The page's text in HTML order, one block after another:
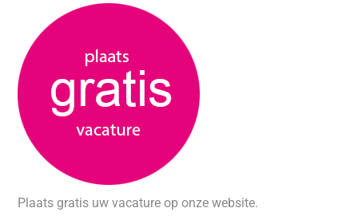
Plaats gratis uw vacature op onze website.